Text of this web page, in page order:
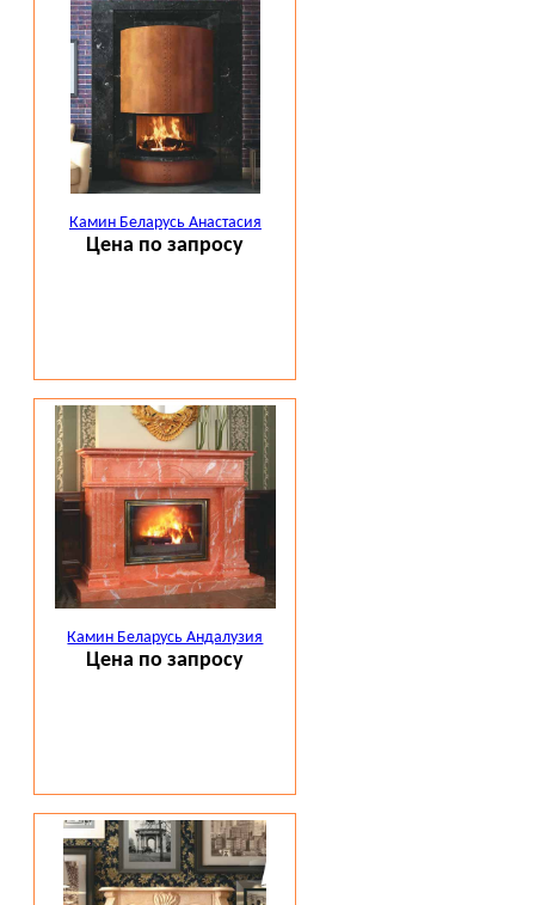
Камин Беларусь Анастасия
Цена по запросу
Камин Беларусь Андалузия
Цена по запросу